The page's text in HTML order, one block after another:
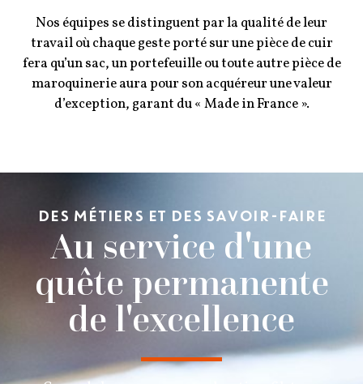
Nos équipes se distinguent par la qualité de leur
travail où chaque geste porté sur une pièce de cuir
fera qu’un sac, un portefeuille ou toute autre pièce de
maroquinerie aura pour son acquéreur une valeur
d’exception, garant du « Made in France ».
DES MÉTIERS ET DES SAVOIR-FAIRE
Au service d'une
quête permanente
de l'excellence